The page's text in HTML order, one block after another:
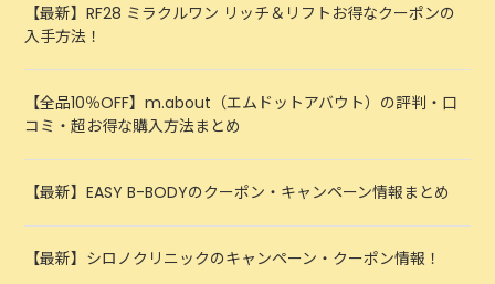
【最新】RF28 ミラクルワン リッチ＆リフトお得なクーポンの
入手方法！
【全品10％OFF】m.about（エムドットアバウト）の評判・口
コミ・超お得な購入方法まとめ
【最新】EASY B-BODYのクーポン・キャンペーン情報まとめ
【最新】シロノクリニックのキャンペーン・クーポン情報！